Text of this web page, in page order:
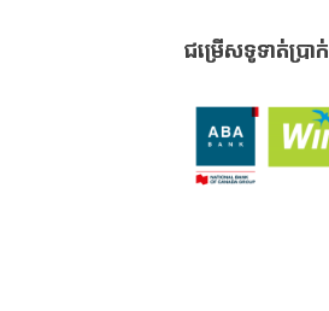
ជម្រើសទូទាត់ប្រាក់